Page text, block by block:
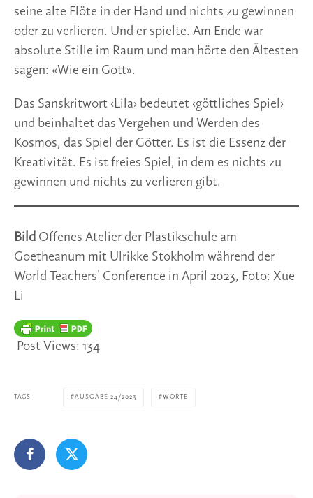
seine alte Flöte in der Hand und nichts zu gewinnen
oder zu verlieren. Und er spielte. Am Ende war
absolute Stille im Raum und man hörte den Ältesten
sagen: «Wie ein Gott».
Das Sanskritwort ‹Lila› bedeutet ‹göttliches Spiel›
und beinhaltet das Vergehen und Werden des
Kosmos, das Spiel der Götter. Es ist die Essenz der
Kreativität. Es ist freies Spiel, in dem es nichts zu
gewinnen und nichts zu verlieren gibt.
Bild Offenes Atelier der Plastikschule am
Goetheanum mit Ulrikke Stokholm während der
World Teachers’ Conference in April 2023, Foto: Xue
Li
Post Views: 134
TAGS AUSGABE 24/2023 WORTE